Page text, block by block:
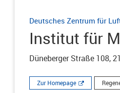
Deutsches Zentrum für
Institut für
Düneberger Straße 108,
Zur Homepage